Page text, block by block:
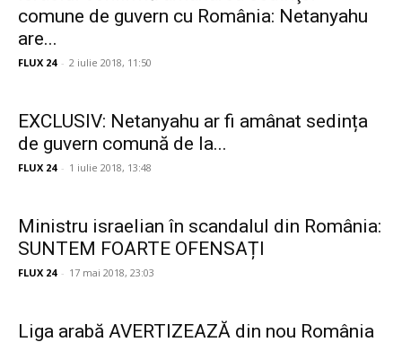
comune de guvern cu România: Netanyahu
are...
FLUX 24 - 2 iulie 2018, 11:50
EXCLUSIV: Netanyahu ar fi amânat sedința
de guvern comună de la...
FLUX 24 - 1 iulie 2018, 13:48
Ministru israelian în scandalul din România:
SUNTEM FOARTE OFENSAȚI
FLUX 24 - 17 mai 2018, 23:03
Liga arabă AVERTIZEAZĂ din nou România